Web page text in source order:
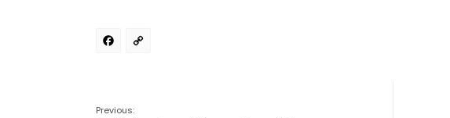
Facebook
Previous: